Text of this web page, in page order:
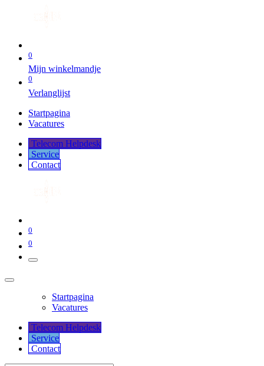
0
Mijn winkelmandje
0
Verlanglijst
Startpagina
Vacatures
Telecom Helpdesk
Service
Co​​​​​​ntact
0
0
Startpagina
Vacatures
Telecom Helpdesk
Service
Co​​​​​​ntact